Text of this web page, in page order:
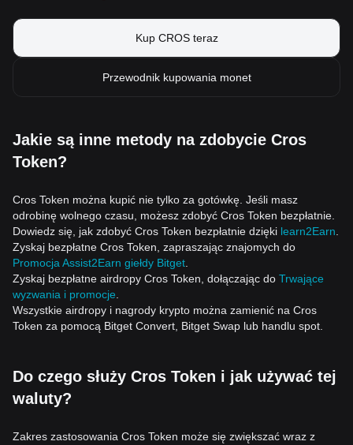
Kup CROS teraz
Przewodnik kupowania monet
Jakie są inne metody na zdobycie Cros
Token?
Cros Token można kupić nie tylko za gotówkę. Jeśli masz
odrobinę wolnego czasu, możesz zdobyć Cros Token bezpłatnie.
Dowiedz się, jak zdobyć Cros Token bezpłatnie dzięki learn2Earn
Zyskaj bezpłatne Cros Token, zapraszając znajomych do
Promocja Assist2Earn giełdy Bitget
Zyskaj bezpłatne airdropy Cros Token, dołączając do Trwające
wyzwania i promocje
Wszystkie airdropy i nagrody krypto można zamienić na Cros
Token za pomocą Bitget Convert, Bitget Swap lub handlu spot.
Do czego służy Cros Token i jak używać tej
waluty?
Zakres zastosowania Cros Token może się zwiększać wraz z